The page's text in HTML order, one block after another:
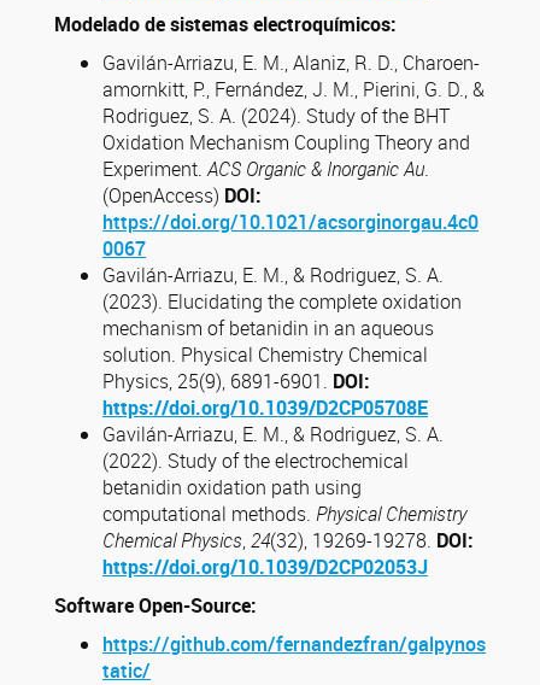
Modelado de sistemas electroquímicos:
Gavilán-Arriazu, E. M., Alaniz, R. D., Charoen-
amornkitt, P., Fernández, J. M., Pierini, G. D., &
Rodriguez, S. A. (2024). Study of the BHT
Oxidation Mechanism Coupling Theory and
Experiment.ACS Organic & Inorganic Au.
(OpenAccess) DOI:
https://doi.org/10.1021/acsorginorgau.4c0
0067
Gavilán-Arriazu, E. M., & Rodriguez, S. A.
(2023). Elucidating the complete oxidation
mechanism of betanidin in an aqueous
solution. Physical Chemistry Chemical
Physics, 25(9), 6891-6901. DOI:
https://doi.org/10.1039/D2CP05708E
Gavilán-Arriazu, E. M., & Rodriguez, S. A.
(2022). Study of the electrochemical
betanidin oxidation path using
computational methods. Physical Chemistry
Chemical Physics,24(32), 19269-19278. DOI:
https://doi.org/10.1039/D2CP02053J
Software Open-Source:
https://github.com/fernandezfran/galpynos
tatic/